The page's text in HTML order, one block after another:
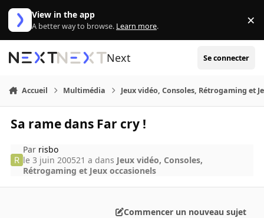
Aller au contenu
View in the app
A better way to browse. Learn more. ×
Next Se connecter
Accueil Multimédia Jeux vidéo, Consoles, Rétrogaming et
Sa rame dans Far cry !
Par risbo
le 3 juin 200521 a dans Jeux vidéo, Consoles,
Rétrogaming et Jeux occasionels
Commencer un nouveau sujet